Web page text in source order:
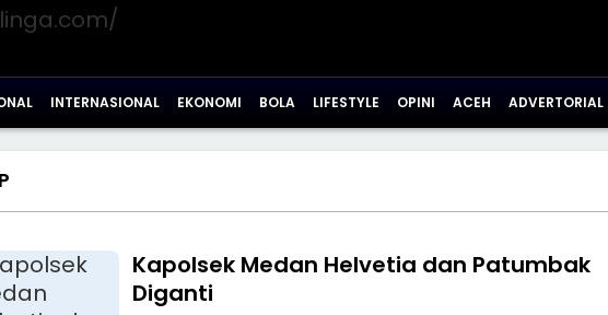
INTERNASIONAL EKONOMI BOLA LIFESTYLE OPINI ACEH ADVERTORIAL
Kapolsek Medan Helvetia dan Patumbak
Diganti